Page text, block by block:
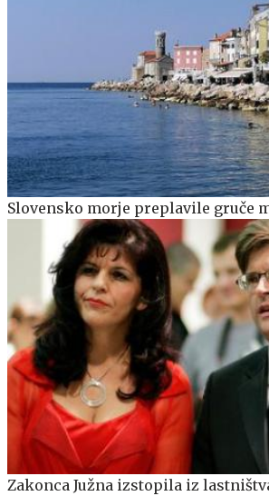
Slovensko morje preplavile gruče
Zakonca Južna izstopila iz